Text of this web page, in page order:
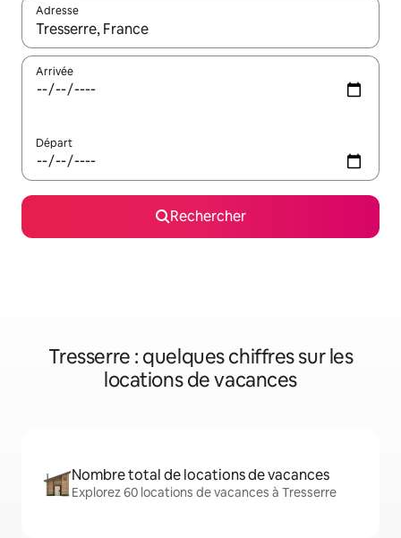
Adresse
Lorsque les résultats s'affichent, utilisez les flèches vers le
Arrivée
Départ
Rechercher
Tresserre : quelques chiffres sur les
locations de vacances
Nombre total de locations de vacances
Explorez 60 locations de vacances à Tresserre